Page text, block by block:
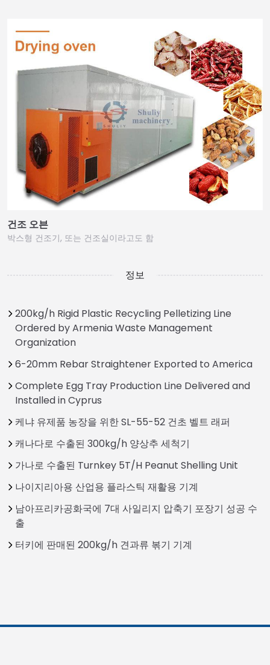
건조 오븐
박스형 건조기, 또는 건조실이라고도 함
정보
200kg/h Rigid Plastic Recycling Pelletizing Line
Ordered by Armenia Waste Management
Organization
6-20mm Rebar Straightener Exported to America
Complete Egg Tray Production Line Delivered and
Installed in Cyprus
케냐 유제품 농장을 위한 SL-55-52 건초 벨트 래퍼
캐나다로 수출된 300kg/h 양상추 세척기
가나로 수출된 Turnkey 5T/H Peanut Shelling Unit
나이지리아용 산업용 플라스틱 재활용 기계
남아프리카공화국에 7대 사일리지 압축기 포장기 성공 수
출
터키에 판매된 200kg/h 견과류 볶기 기계